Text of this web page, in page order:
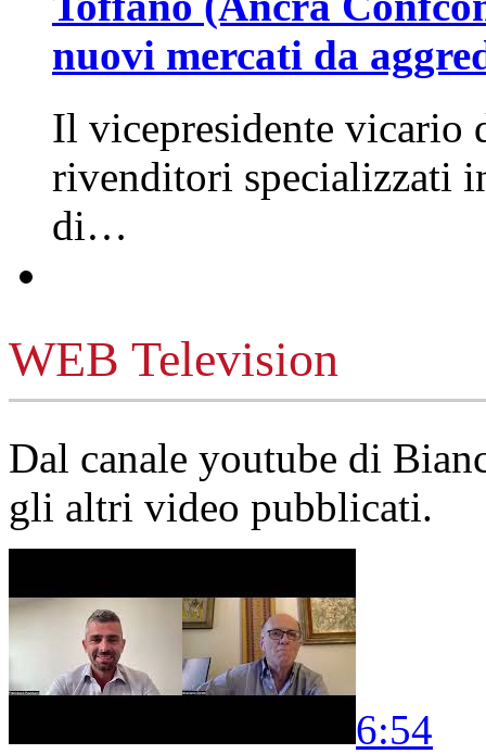
nuovi mercati da
Il vicepresidente vicario
rivenditori specializzati
di…
WEB Television
Dal canale youtube di
gli altri video pubblicati.
6:54